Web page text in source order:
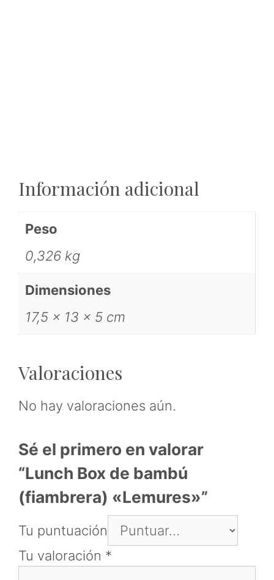
Información adicional
Peso
0,326 kg
Dimensiones
17,5 × 13 × 5 cm
Valoraciones
No hay valoraciones aún.
Sé el primero en valorar
“Lunch Box de bambú
(fiambrera) «Lemures»”
Tu puntuación
Tu valoración *